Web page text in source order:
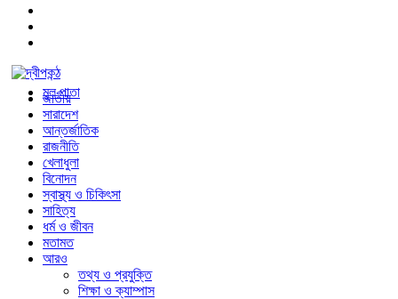
মুল পাতা
জাতীয়
সারাদেশ
আন্তর্জাতিক
রাজনীতি
খেলাধুলা
বিনোদন
স্বাস্থ্য ও চিকিৎসা
সাহিত্য
ধর্ম ও জীবন
মতামত
আরও
তথ্য ও প্রযুক্তি
শিক্ষা ও ক্যাম্পাস